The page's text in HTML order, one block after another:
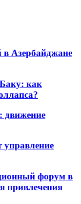
Азербайджане
как
движение
управление
форум в
привлечения